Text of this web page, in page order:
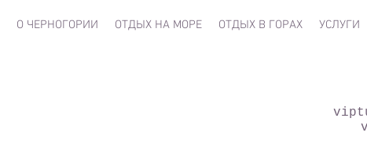
О ЧЕРНОГОРИИ ОТДЫХ НА МОРЕ ОТДЫХ В ГОРАХ УСЛУГИ